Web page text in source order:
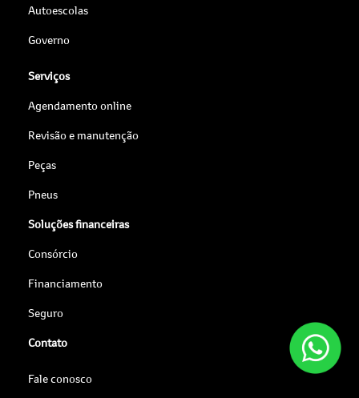
Autoescolas
Governo
Serviços
Agendamento online
Revisão e manutenção
Peças
Pneus
Soluções financeiras
Consórcio
Financiamento
Seguro
Contato
Fale conosco